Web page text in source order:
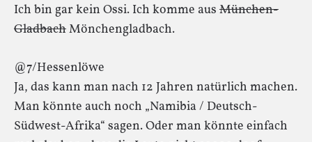
Ich bin gar kein Ossi. Ich komme aus München-
GladbachMönchengladbach.
@7/Hessenlöwe
Ja, das kann man nach 12 Jahren natürlich machen.
Man könnte auch noch „Namibia / Deutsch-
Südwest-Afrika“ sagen. Oder man könnte einfach